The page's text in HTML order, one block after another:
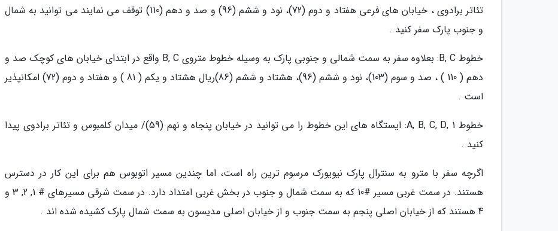
تئاتر برادوی ، خیابان های فرعی هفتاد و دوم (72)، نود و ششم (96) و صد و دهم (110) توقف می نمایند می توانید به شمال
و جنوب پارک سفر کنید .
خطوط B, C: بعلاوه سفر به سمت شمالی و جنوبی پارک به وسیله خطوط متروی B, C واقع در ابتدای خیابان های کوچک صد و
دهم ( 110 ) ، صد و سوم (103)، نود و ششم (96)، هشتاد و ششم (86)ریال هشتاد و یکم ( 81 ) و هفتاد و دوم (72) امکانپذیر
است .
خطوط A, B, C, D, 1: ایستگاه های این خطوط را می توانید در خیابان پنجاه و نهم (59)/ میدان کلمبوس و تئاتر برادوی پیدا
کنید .
اگرچه سفر با مترو به سنترال پارک نیویورک مرسوم ترین راه است، اما چندین مسیر اتوبوس هم برای این کار در دسترس
هستند. در سمت غربی مسیر #10 که به سمت شمال و جنوب در بخش غربی امتداد دارد. در سمت شرقی مسیرهای # 1, 2, 3 و
4 هستند که از خیابان اصلی پنجم به سمت جنوب و از خیابان اصلی مدیسون به سمت شمال پارک کشیده شده اند .